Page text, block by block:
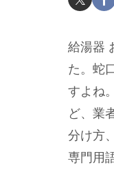
給湯器
た。蛇
すよね
ど、業
分け方
専門用